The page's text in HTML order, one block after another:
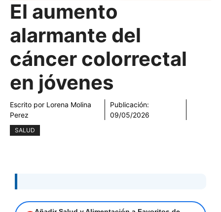
El aumento
alarmante del
cáncer colorrectal
en jóvenes
Escrito por Lorena Molina
Perez
Publicación:
09/05/2026
SALUD